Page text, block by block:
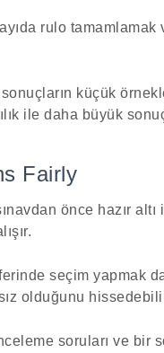
rulo
küçük
ile daha büyük
Fairly
önce hazır
seçim yapmak
olduğunu
soruları ve